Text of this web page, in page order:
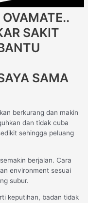
SAKIT
SAMA
berkurang dan makin
dan tidak cuba
sehingga peluang
berjalan. Cara
environment sesuai
subur.
keputihan, badan tidak